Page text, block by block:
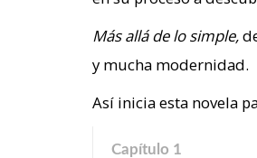
Más allá de lo simple,
y mucha modernidad.
Así inicia esta novela
Capítulo 1